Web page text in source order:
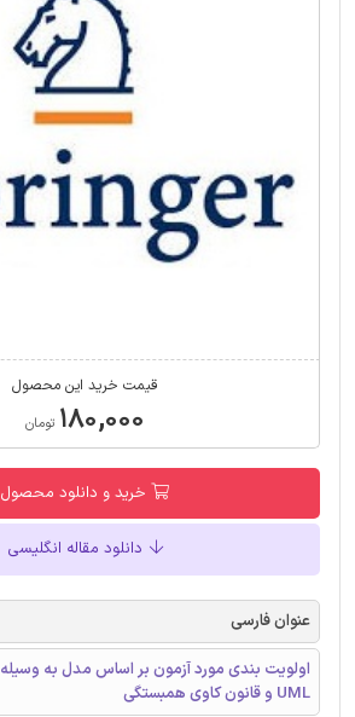
قیمت خرید این محصول
۱۸۰,۰۰۰ تومان
خرید و دانلود محصول
دانلود مقاله انگلیسی
عنوان فارسی
اولویت بندی مورد آزمون بر اساس مدل به وسیله
UML و قانون کاوی همبستگی